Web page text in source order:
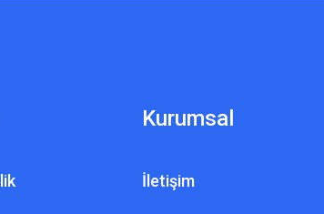
Kurumsal
İletişim